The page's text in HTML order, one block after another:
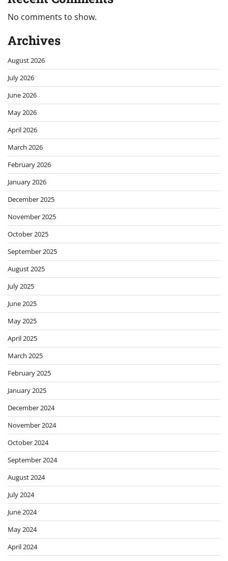
No comments to show.
Archives
August 2026
July 2026
June 2026
May 2026
April 2026
March 2026
February 2026
January 2026
December 2025
November 2025
October 2025
September 2025
August 2025
July 2025
June 2025
May 2025
April 2025
March 2025
February 2025
January 2025
December 2024
November 2024
October 2024
September 2024
August 2024
July 2024
June 2024
May 2024
April 2024